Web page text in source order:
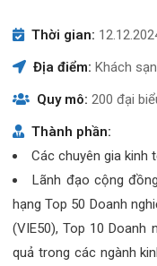
Thời gian:
Địa điểm: Khách
Quy mô: 200 đại
Thành phần:
Các chuyên gia kinh
Lãnh đạo cộng
hạng Top 50 Doanh
(VIE50), Top 10 Doanh
quả trong các ngành